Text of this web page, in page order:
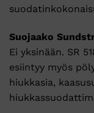
Suojaako
Ei yksinään. SR
esiintyy myös
hiukkasia,